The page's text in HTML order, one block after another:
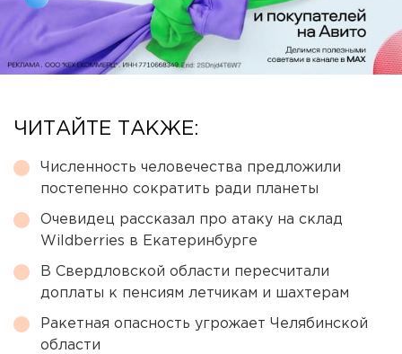
ЧИТАЙТЕ ТАКЖЕ:
Численность человечества предложили
постепенно сократить ради планеты
Очевидец рассказал про атаку на склад
Wildberries в Екатеринбурге
В Свердловской области пересчитали
доплаты к пенсиям летчикам и шахтерам
Ракетная опасность угрожает Челябинской
области